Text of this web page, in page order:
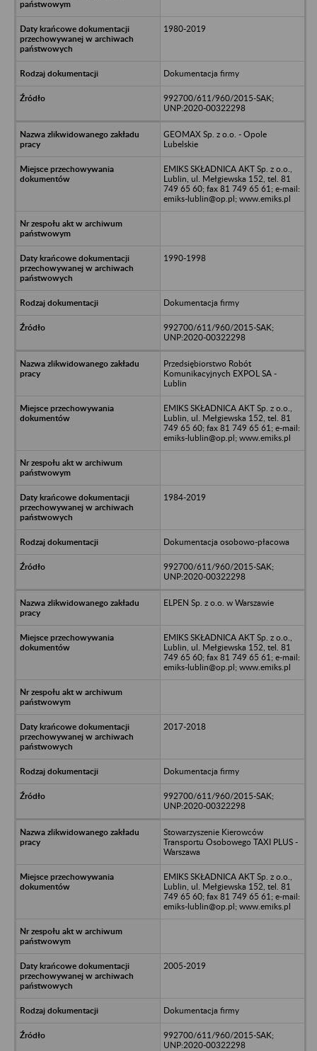
1980-2019
Dokumentacja firmy
992700/611/960/2015-SAK;
UNP:2020-00322298
GEOMAX Sp. z o.o. - Opole
Lubelskie
EMIKS SKŁADNICA AKT Sp. z o.o.,
Lublin, ul. Mełgiewska 152, tel. 81
749 65 60; fax 81 749 65 61; e-mail:
emiks-lublin@op.pl; www.emiks.pl
1990-1998
Dokumentacja firmy
992700/611/960/2015-SAK;
UNP:2020-00322298
Przedsiębiorstwo Robót
Komunikacyjnych EXPOL SA -
Lublin
EMIKS SKŁADNICA AKT Sp. z o.o.,
Lublin, ul. Mełgiewska 152, tel. 81
749 65 60; fax 81 749 65 61; e-mail:
emiks-lublin@op.pl; www.emiks.pl
1984-2019
Dokumentacja osobowo-płacowa
992700/611/960/2015-SAK;
UNP:2020-00322298
ELPEN Sp. z o.o. w Warszawie
EMIKS SKŁADNICA AKT Sp. z o.o.,
Lublin, ul. Mełgiewska 152, tel. 81
749 65 60; fax 81 749 65 61; e-mail:
emiks-lublin@op.pl; www.emiks.pl
2017-2018
Dokumentacja firmy
992700/611/960/2015-SAK;
UNP:2020-00322298
Stowarzyszenie Kierowców
Transportu Osobowego TAXI PLUS -
Warszawa
EMIKS SKŁADNICA AKT Sp. z o.o.,
Lublin, ul. Mełgiewska 152, tel. 81
749 65 60; fax 81 749 65 61; e-mail:
emiks-lublin@op.pl; www.emiks.pl
2005-2019
Dokumentacja firmy
992700/611/960/2015-SAK;
UNP:2020-00322298